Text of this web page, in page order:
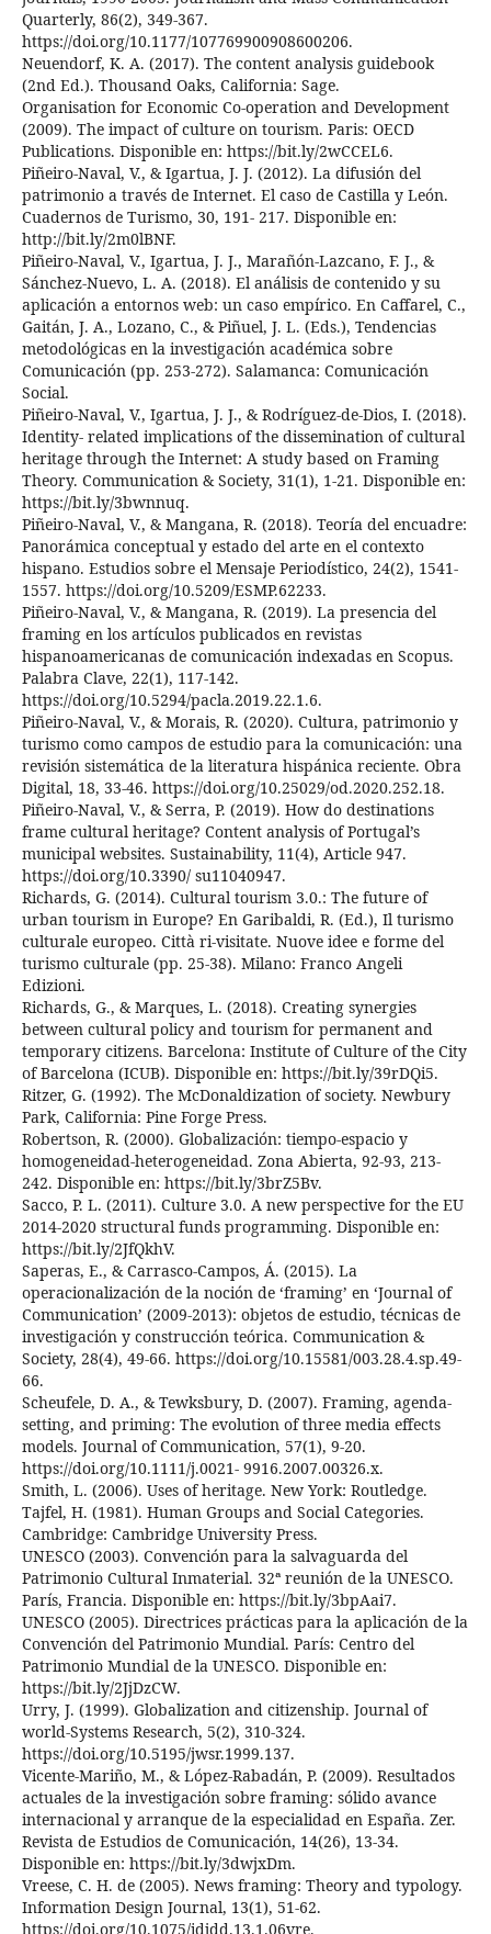
Quarterly, 86(2), 349-367.
https://doi.org/10.1177/107769900908600206.
Neuendorf, K. A. (2017). The content analysis guidebook
(2nd Ed.). Thousand Oaks, California: Sage.
Organisation for Economic Co-operation and Development
(2009). The impact of culture on tourism. Paris: OECD
Publications. Disponible en: https://bit.ly/2wCCEL6.
Piñeiro-Naval, V., & Igartua, J. J. (2012). La difusión del
patrimonio a través de Internet. El caso de Castilla y León.
Cuadernos de Turismo, 30, 191- 217. Disponible en:
http://bit.ly/2m0lBNF.
Piñeiro-Naval, V., Igartua, J. J., Marañón-Lazcano, F. J., &
Sánchez-Nuevo, L. A. (2018). El análisis de contenido y su
aplicación a entornos web: un caso empírico. En Caffarel, C.,
Gaitán, J. A., Lozano, C., & Piñuel, J. L. (Eds.), Tendencias
metodológicas en la investigación académica sobre
Comunicación (pp. 253-272). Salamanca: Comunicación
Social.
Piñeiro-Naval, V., Igartua, J. J., & Rodríguez-de-Dios, I. (2018).
Identity- related implications of the dissemination of cultural
heritage through the Internet: A study based on Framing
Theory. Communication & Society, 31(1), 1-21. Disponible en:
https://bit.ly/3bwnnuq.
Piñeiro-Naval, V., & Mangana, R. (2018). Teoría del encuadre:
Panorámica conceptual y estado del arte en el contexto
hispano. Estudios sobre el Mensaje Periodístico, 24(2), 1541-
1557. https://doi.org/10.5209/ESMP.62233.
Piñeiro-Naval, V., & Mangana, R. (2019). La presencia del
framing en los artículos publicados en revistas
hispanoamericanas de comunicación indexadas en Scopus.
Palabra Clave, 22(1), 117-142.
https://doi.org/10.5294/pacla.2019.22.1.6.
Piñeiro-Naval, V., & Morais, R. (2020). Cultura, patrimonio y
turismo como campos de estudio para la comunicación: una
revisión sistemática de la literatura hispánica reciente. Obra
Digital, 18, 33-46. https://doi.org/10.25029/od.2020.252.18.
Piñeiro-Naval, V., & Serra, P. (2019). How do destinations
frame cultural heritage? Content analysis of Portugal’s
municipal websites. Sustainability, 11(4), Article 947.
https://doi.org/10.3390/ su11040947.
Richards, G. (2014). Cultural tourism 3.0.: The future of
urban tourism in Europe? En Garibaldi, R. (Ed.), Il turismo
culturale europeo. Città ri-visitate. Nuove idee e forme del
turismo culturale (pp. 25-38). Milano: Franco Angeli
Edizioni.
Richards, G., & Marques, L. (2018). Creating synergies
between cultural policy and tourism for permanent and
temporary citizens. Barcelona: Institute of Culture of the City
of Barcelona (ICUB). Disponible en: https://bit.ly/39rDQi5.
Ritzer, G. (1992). The McDonaldization of society. Newbury
Park, California: Pine Forge Press.
Robertson, R. (2000). Globalización: tiempo-espacio y
homogeneidad-heterogeneidad. Zona Abierta, 92-93, 213-
242. Disponible en: https://bit.ly/3brZ5Bv.
Sacco, P. L. (2011). Culture 3.0. A new perspective for the EU
2014-2020 structural funds programming. Disponible en:
https://bit.ly/2JfQkhV.
Saperas, E., & Carrasco-Campos, Á. (2015). La
operacionalización de la noción de ‘framing’ en ‘Journal of
Communication’ (2009-2013): objetos de estudio, técnicas de
investigación y construcción teórica. Communication &
Society, 28(4), 49-66. https://doi.org/10.15581/003.28.4.sp.49-
66.
Scheufele, D. A., & Tewksbury, D. (2007). Framing, agenda-
setting, and priming: The evolution of three media effects
models. Journal of Communication, 57(1), 9-20.
https://doi.org/10.1111/j.0021- 9916.2007.00326.x.
Smith, L. (2006). Uses of heritage. New York: Routledge.
Tajfel, H. (1981). Human Groups and Social Categories.
Cambridge: Cambridge University Press.
UNESCO (2003). Convención para la salvaguarda del
Patrimonio Cultural Inmaterial. 32ª reunión de la UNESCO.
París, Francia. Disponible en: https://bit.ly/3bpAai7.
UNESCO (2005). Directrices prácticas para la aplicación de la
Convención del Patrimonio Mundial. París: Centro del
Patrimonio Mundial de la UNESCO. Disponible en:
https://bit.ly/2JjDzCW.
Urry, J. (1999). Globalization and citizenship. Journal of
world-Systems Research, 5(2), 310-324.
https://doi.org/10.5195/jwsr.1999.137.
Vicente-Mariño, M., & López-Rabadán, P. (2009). Resultados
actuales de la investigación sobre framing: sólido avance
internacional y arranque de la especialidad en España. Zer.
Revista de Estudios de Comunicación, 14(26), 13-34.
Disponible en: https://bit.ly/3dwjxDm.
Vreese, C. H. de (2005). News framing: Theory and typology.
Information Design Journal, 13(1), 51-62.
https://doi.org/10.1075/idjdd.13.1.06vre.